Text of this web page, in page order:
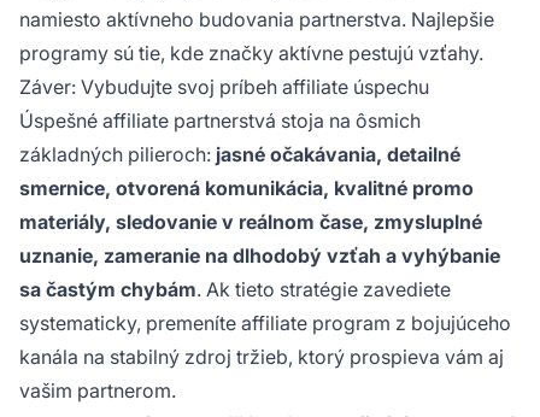
namiesto aktívneho budovania partnerstva. Najlepšie
programy sú tie, kde značky aktívne pestujú vzťahy.
Záver: Vybudujte svoj príbeh affiliate úspechu
Úspešné affiliate partnerstvá stoja na ôsmich
základných pilieroch: jasné očakávania, detailné
smernice, otvorená komunikácia, kvalitné promo
materiály, sledovanie v reálnom čase, zmysluplné
uznanie, zameranie na dlhodobý vzťah a vyhýbanie
sa častým chybám. Ak tieto stratégie zavediete
systematicky, premeníte affiliate program z bojujúceho
kanála na stabilný zdroj tržieb, ktorý prospieva vám aj
vašim partnerom.